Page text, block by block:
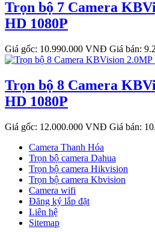
Trọn bộ 7 Camera
HD 1080P
Giá gốc: 10.990.000 VNĐ Giá bán:
Trọn bộ 8 Camera
HD 1080P
Giá gốc: 12.000.000 VNĐ Giá bán:
Camera Thanh Hóa
Trọn bộ camera Dahua
Trọn bộ camera Hikvision
Trọn bộ camera Kbvision
Camera wifi
Đăng ký lắp đặt
Liên hệ
Sitemap